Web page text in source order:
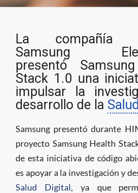
proyecto de código
abierto para
investigación en Salud
Digital
La compañía
Samsung
presentó
Stack 1.0 una
impulsar la
desarrollo de la
Samsung presentó durante
proyecto Samsung Health
de esta iniciativa de código
es apoyar a la investigación y
Salud Digital, ya que